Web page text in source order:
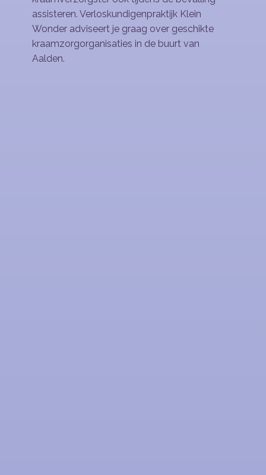
assisteren. Verloskundigenpraktijk Klein
Wonder adviseert je graag over geschikte
kraamzorgorganisaties in de buurt van
Aalden.